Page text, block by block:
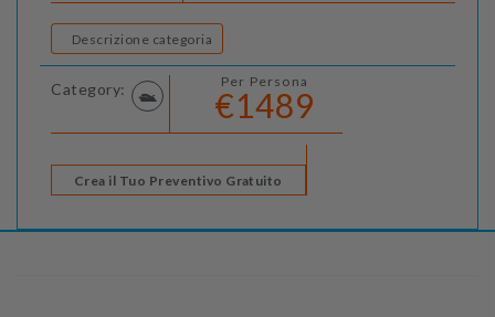
Descrizione categoria
Category: Per Persona
€1489
Crea il Tuo Preventivo Gratuito